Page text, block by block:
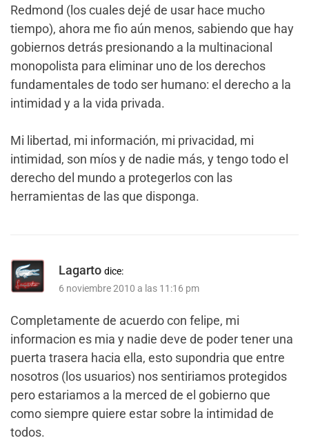
Redmond (los cuales dejé de usar hace mucho
tiempo), ahora me fio aún menos, sabiendo que hay
gobiernos detrás presionando a la multinacional
monopolista para eliminar uno de los derechos
fundamentales de todo ser humano: el derecho a la
intimidad y a la vida privada.
Mi libertad, mi información, mi privacidad, mi
intimidad, son míos y de nadie más, y tengo todo el
derecho del mundo a protegerlos con las
herramientas de las que disponga.
Lagarto dice:
6 noviembre 2010 a las 11:16 pm
Completamente de acuerdo con felipe, mi
informacion es mia y nadie deve de poder tener una
puerta trasera hacia ella, esto supondria que entre
nosotros (los usuarios) nos sentiriamos protegidos
pero estariamos a la merced de el gobierno que
como siempre quiere estar sobre la intimidad de
todos.